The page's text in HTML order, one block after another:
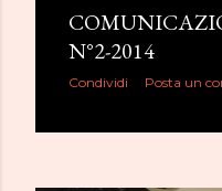
N°2-2014
Condividi Posta un